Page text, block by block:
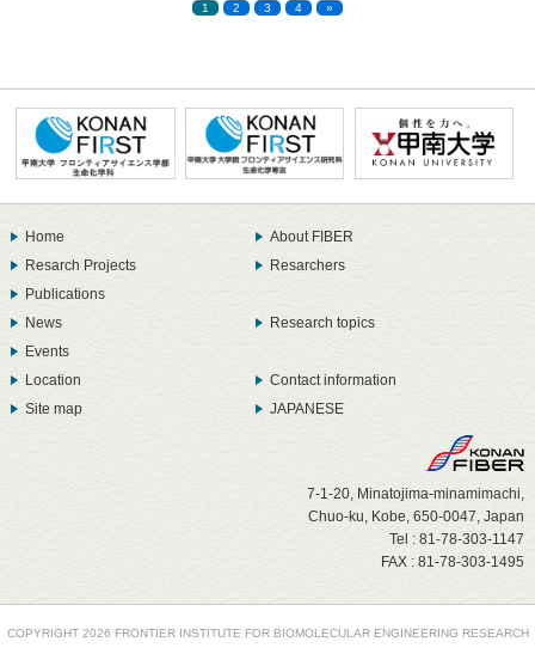
1 2 3 4 »
Home
About FIBER
Resarch Projects
Resarchers
Publications
News
Research topics
Events
Location
Contact information
Site map
JAPANESE
7-1-20, Minatojima-minamimachi,
Chuo-ku, Kobe, 650-0047, Japan
Tel : 81-78-303-1147
FAX : 81-78-303-1495
COPYRIGHT 2026 FRONTIER INSTITUTE FOR BIOMOLECULAR ENGINEERING RESEARCH